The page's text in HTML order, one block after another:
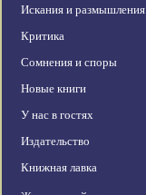
Искания и размышления
Критика
Сомнения и споры
Новые книги
У нас в гостях
Издательство
Книжная лавка